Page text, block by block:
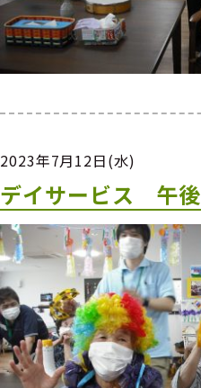
2023年7月12日(水)
デイサービス 午